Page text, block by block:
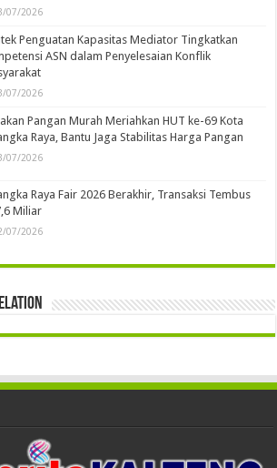
07/2026
Penguatan Kapasitas Mediator Tingkatkan
ASN dalam Penyelesaian Konflik
07/2026
Pangan Murah Meriahkan HUT ke-69 Kota
Raya, Bantu Jaga Stabilitas Harga Pangan
07/2026
Raya Fair 2026 Berakhir, Transaksi Tembus
Miliar
07/2026